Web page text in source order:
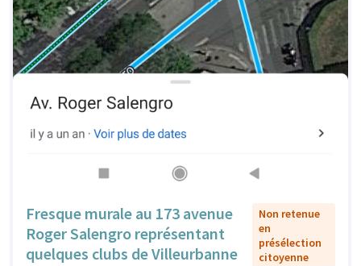
Fresque murale au 173 avenue
Roger Salengro représentant
quelques clubs de Villeurbanne
Non retenue
en
présélection
citoyenne